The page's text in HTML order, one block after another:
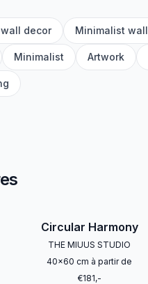
decor Minimalist
Minimalist Artwork
Circular Harmony
THE MIUUS STUDIO
40x60 cm à partir de
€181,-